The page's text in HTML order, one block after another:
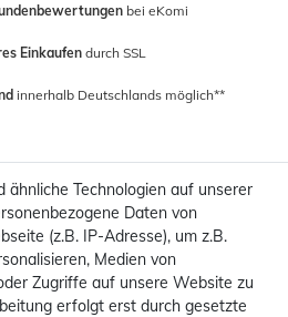
bei eKomi
Einkaufen durch SSL
innerhalb Deutschlands möglich**
Technologien auf unserer
Daten von
(z.B. IP-Adresse), um z.B.
Medien von
Zugriffe auf unsere Website zu
erfolgt erst durch gesetzte